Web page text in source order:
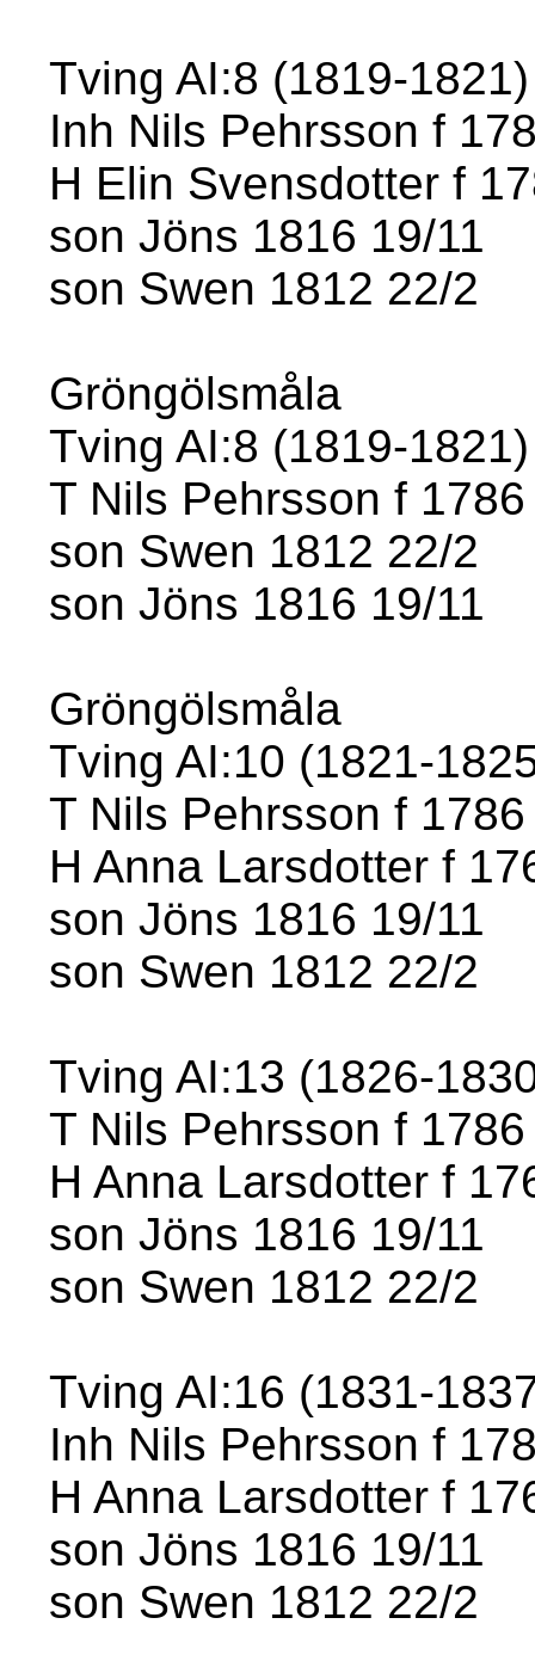
Tving AI:8 (1819-
Inh Nils Pehrsson f
H Elin Svensdotter f
son Jöns 1816 19/11
son Swen 1812 22/2
Gröngölsmåla
Tving AI:8 (1819-
T Nils Pehrsson f
son Swen 1812 22/2
son Jöns 1816 19/11
Gröngölsmåla
Tving AI:10 (1821-
T Nils Pehrsson f
H Anna Larsdotter f
son Jöns 1816 19/11
son Swen 1812 22/2
Tving AI:13 (1826-
T Nils Pehrsson f
H Anna Larsdotter f
son Jöns 1816 19/11
son Swen 1812 22/2
Tving AI:16 (1831-
Inh Nils Pehrsson f
H Anna Larsdotter f
son Jöns 1816 19/11
son Swen 1812 22/2